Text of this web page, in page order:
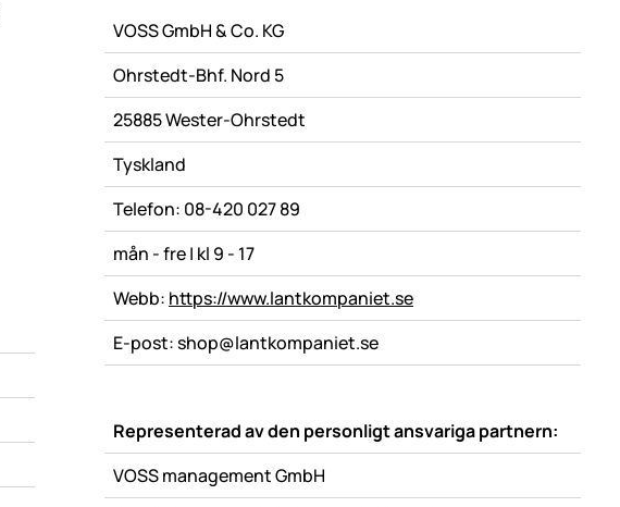
VOSS GmbH & Co. KG
Ohrstedt-Bhf. Nord 5
25885 Wester-Ohrstedt
Tyskland
Telefon: 08-420 027 89
mån - fre | kl 9 - 17
Webb: https://www.lantkompaniet.se
E-post: shop@lantkompaniet.se
Representerad av den personligt ansvariga partnern:
VOSS management GmbH